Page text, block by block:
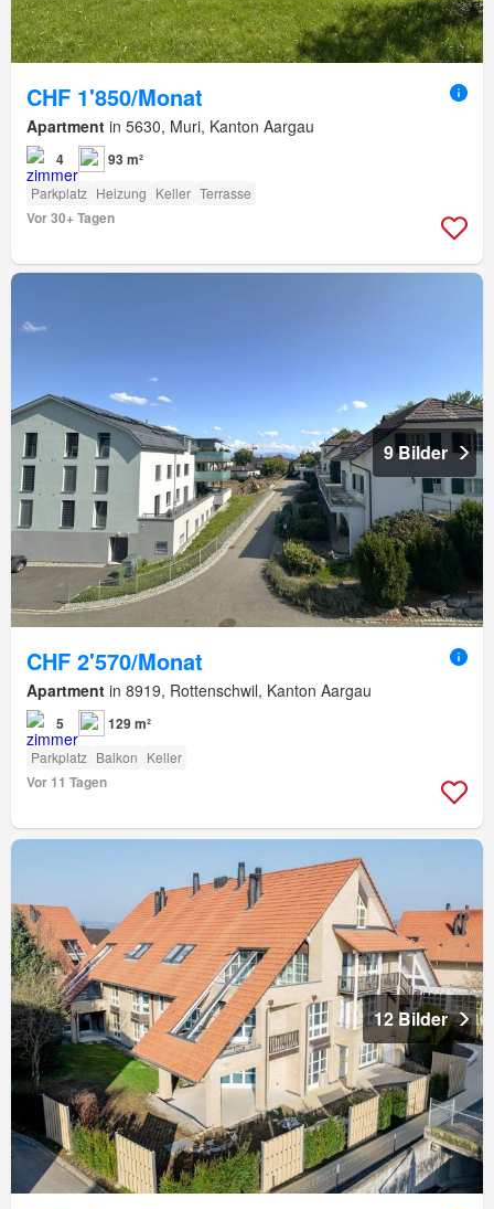
CHF 1'850/Monat
Apartment in 5630, Muri, Kanton Aargau
4 93 m²
Parkplatz Heizung Keller Terrasse
Vor 30+ Tagen
9 Bilder
CHF 2'570/Monat
Apartment in 8919, Rottenschwil, Kanton Aargau
5 129 m²
Parkplatz Balkon Keller
Vor 11 Tagen
12 Bilder